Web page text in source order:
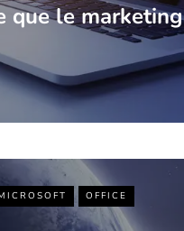
que le marketing
OFFICE